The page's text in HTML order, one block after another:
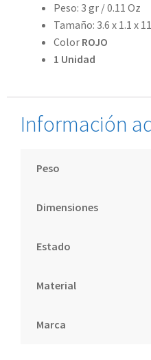
Peso: 3 gr / 0.11 Oz
Tamaño: 3.6 x 1.1 x
Color ROJO
1 Unidad
Información
Peso
Dimensiones
Estado
Material
Marca